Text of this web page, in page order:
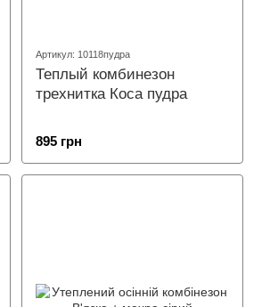
Артикул: 10118пудра
Теплый комбинезон
трехнитка Коса пудра
895 грн